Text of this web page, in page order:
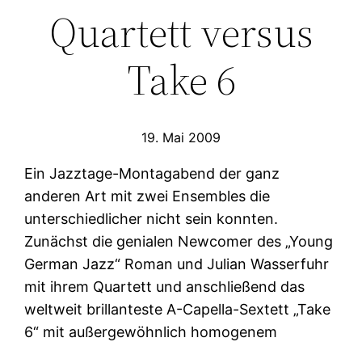
Quartett versus
Take 6
19. Mai 2009
Ein Jazztage-Montagabend der ganz
anderen Art mit zwei Ensembles die
unterschiedlicher nicht sein konnten.
Zunächst die genialen Newcomer des „Young
German Jazz“ Roman und Julian Wasserfuhr
mit ihrem Quartett und anschließend das
weltweit brillanteste A-Capella-Sextett „Take
6“ mit außergewöhnlich homogenem